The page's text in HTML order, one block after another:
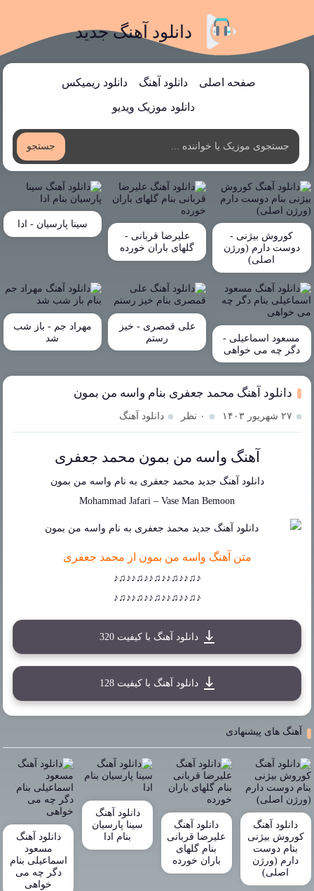
دانلود آهنگ جدید
صفحه اصلی دانلود آهنگ دانلود ریمیکس
دانلود موزیک ویدیو
جستجو
کوروش بیژنی -
دوست دارم (ورژن
اصلی)
علیرضا قربانی -
گلهای باران خورده
سینا پارسیان - ادا
مسعود اسماعیلی -
دگر چه می خواهی
علی قمصری - خیز
رستم
مهراد جم - باز شب
شد
دانلود آهنگ محمد جعفری بنام واسه من بمون
۲۷ شهریور ۱۴۰۳ ۰ نظر دانلود آهنگ
آهنگ واسه من بمون محمد جعفری
دانلود آهنگ جدید محمد جعفری به نام واسه من بمون
Mohammad Jafari – Vase Man Bemoon
متن آهنگ واسه من بمون از محمد جعفری
♪♫♪♪♫♪♪♫♪♪♫♪♪♫♪
♪♫♪♪♫♪♪♫♪♪♫♪♪♫♪
دانلود آهنگ با کیفیت 320
دانلود آهنگ با کیفیت 128
آهنگ های پیشنهادی
دانلود آهنگ
کوروش بیژنی
بنام دوست
دارم (ورژن
اصلی)
دانلود آهنگ
علیرضا قربانی
بنام گلهای
باران خورده
دانلود آهنگ
سینا پارسیان
بنام ادا
دانلود آهنگ
مسعود
اسماعیلی بنام
دگر چه می
خواهی